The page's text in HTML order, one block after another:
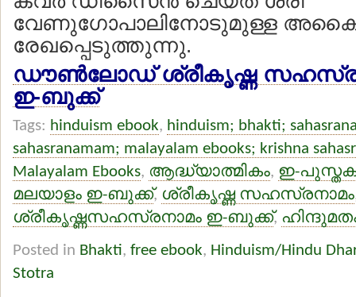
വേണുഗോപാലിനോടുമുള്ള
രേഖപ്പെടുത്തുന്നു.
ഡൗണ്‍ലോഡ് ശ്രീകൃഷ്ണ
ഇ-ബുക്ക്
Tags: hinduism ebook, hinduism; bhakti;
sahasranamam; malayalam ebooks; krishna
Malayalam Ebooks, ആദ്ധ്യാത്മികം, ഇ-
മലയാളം ഇ-ബുക്ക്, ശ്രീകൃഷ്ണ സഹസ്രനാമം
ശ്രീകൃഷ്ണസഹസ്രനാമം ഇ-ബുക്ക്,
Posted in Bhakti, free ebook, Hinduism/Hindu
Stotra